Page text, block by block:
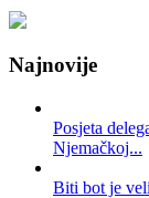
Najnovije
Posjeta
Njemačkoj...
Biti bot je